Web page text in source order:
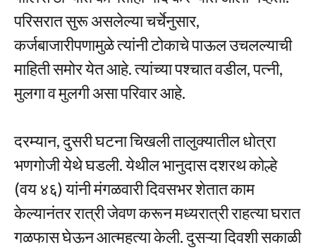
परिसरात सुरू असलेल्या चर्चेनुसार,
कर्जबाजारीपणामुळे त्यांनी टोकाचे पाऊल उचलल्याची
माहिती समोर येत आहे. त्यांच्या पश्चात वडील, पत्नी,
मुलगा व मुलगी असा परिवार आहे.
दरम्यान, दुसरी घटना चिखली तालुक्यातील धोत्रा
भणगोजी येथे घडली. येथील भानुदास दशरथ कोल्हे
(वय ४६) यांनी मंगळवारी दिवसभर शेतात काम
केल्यानंतर रात्री जेवण करून मध्यरात्री राहत्या घरात
गळफास घेऊन आत्महत्या केली. दुसऱ्या दिवशी सकाळी